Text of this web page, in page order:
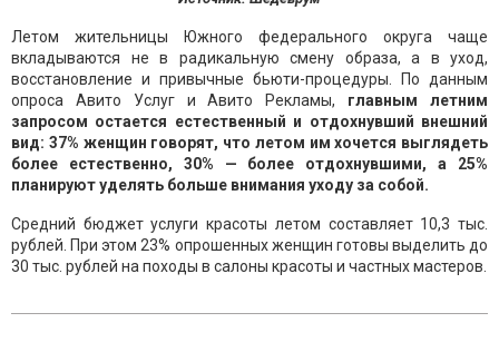
Летом жительницы Южного федерального округа чаще
вкладываются не в радикальную смену образа, а в уход,
восстановление и привычные бьюти-процедуры. По данным
опроса Авито Услуг и Авито Рекламы, главным летним
запросом остается естественный и отдохнувший внешний
вид: 37% женщин говорят, что летом им хочется выглядеть
более естественно, 30% — более отдохнувшими, а 25%
планируют уделять больше внимания уходу за собой.
Средний бюджет услуги красоты летом составляет 10,3 тыс.
рублей. При этом 23% опрошенных женщин готовы выделить до
30 тыс. рублей на походы в салоны красоты и частных мастеров.